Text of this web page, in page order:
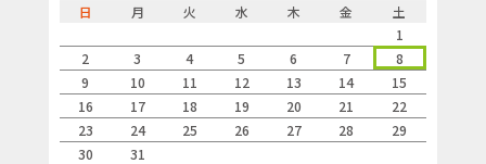
日
月 火 水 木 金
土
1
2
3 4 5 6 7
8
9
10 11 12 13 14
15
16
17 18 19 20 21
22
23
24 25 26 27 28
29
30
31